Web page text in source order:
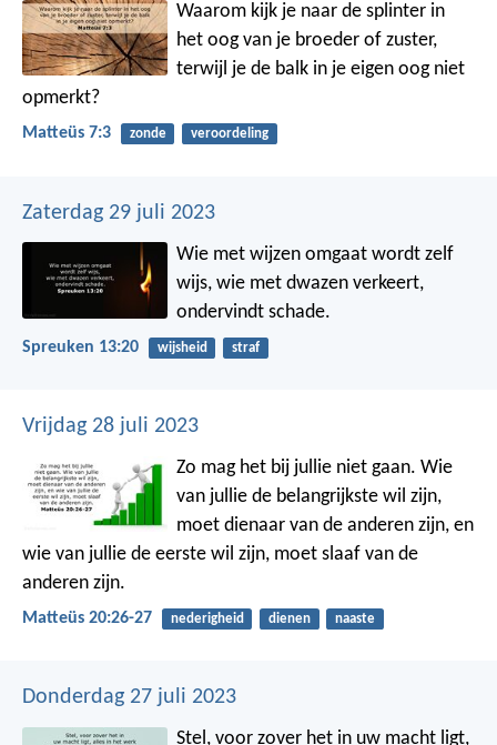
Waarom kijk je naar de splinter in
het oog van je broeder of zuster,
terwijl je de balk in je eigen oog niet
opmerkt?
Matteüs 7:3 zonde veroordeling
Zaterdag 29 juli 2023
Wie met wijzen omgaat wordt zelf
wijs, wie met dwazen verkeert,
ondervindt schade.
Spreuken 13:20 wijsheid straf
Vrijdag 28 juli 2023
Zo mag het bij jullie niet gaan. Wie
van jullie de belangrijkste wil zijn,
moet dienaar van de anderen zijn, en
wie van jullie de eerste wil zijn, moet slaaf van de
anderen zijn.
Matteüs 20:26-27 nederigheid dienen naaste
Donderdag 27 juli 2023
Stel, voor zover het in uw macht ligt,